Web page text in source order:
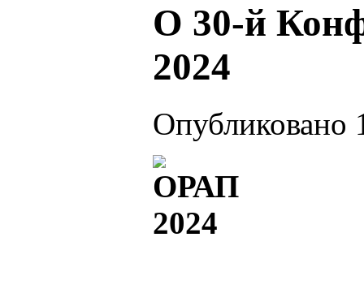
О 30-й
2024
Опубликовано